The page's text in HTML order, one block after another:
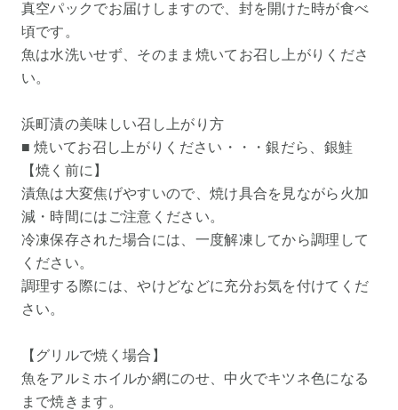
真空パックでお届けしますので、封を開けた時が食べ
頃です。
魚は水洗いせず、そのまま焼いてお召し上がりくださ
い。
浜町漬の美味しい召し上がり方
■ 焼いてお召し上がりください・・・銀だら、銀鮭
【焼く前に】
漬魚は大変焦げやすいので、焼け具合を見ながら火加
減・時間にはご注意ください。
冷凍保存された場合には、一度解凍してから調理して
ください。
調理する際には、やけどなどに充分お気を付けてくだ
さい。
【グリルで焼く場合】
魚をアルミホイルか網にのせ、中火でキツネ色になる
まで焼きます。